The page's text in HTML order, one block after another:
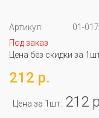
Артикул:
01-
Под заказ
Цена без скидки за
212 р.
Цена за 1шт: 212